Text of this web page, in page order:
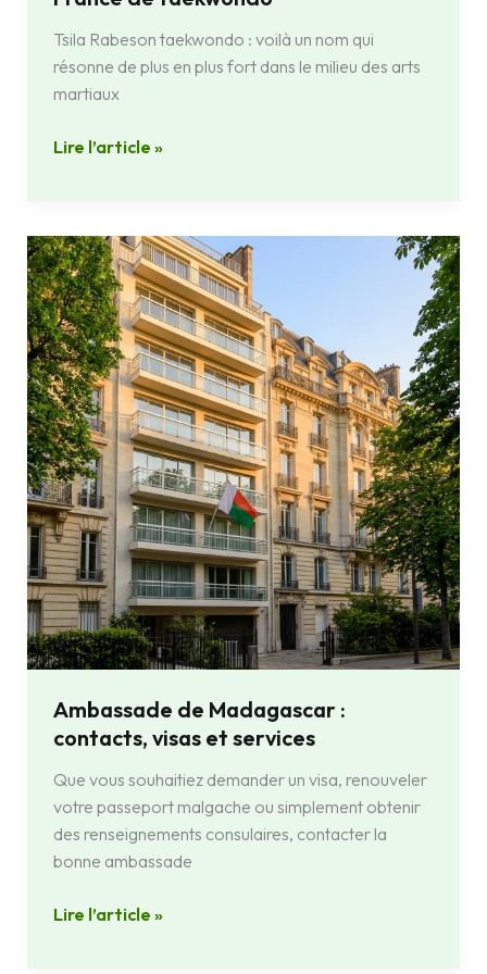
Tsila Rabeson taekwondo : voilà un nom qui
résonne de plus en plus fort dans le milieu des arts
martiaux
Lire l’article »
Ambassade de Madagascar :
contacts, visas et services
Que vous souhaitiez demander un visa, renouveler
votre passeport malgache ou simplement obtenir
des renseignements consulaires, contacter la
bonne ambassade
Ambassade
de
Madagascar
:
contacts,
visas
et
services
Lire l’article »